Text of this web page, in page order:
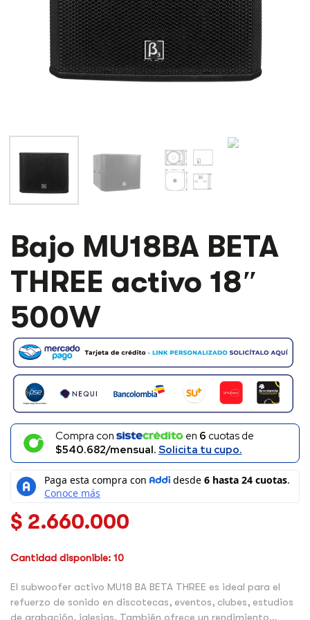
Bajo MU18BA BETA
THREE activo 18″
500W
Compra con en 6 cuotas de
$540.682/mensual. Solicita tu cupo.
$ 2.660.000
Cantidad disponible: 10
El subwoofer activo MU18 BA BETA THREE es ideal para el
refuerzo de sonido en discotecas, eventos, clubes, estudios
de grabación, iglesias. También ofrece un rendimiento
BAJO
MU18BA
BETA
THREE
ACTIVO
500W
CANTIDAD